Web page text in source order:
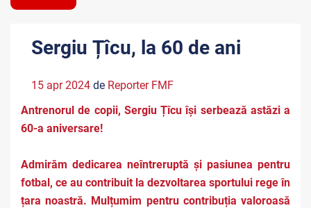
Sergiu Țîcu, la 60 de ani
15 apr 2024 de Reporter FMF
Antrenorul de copii, Sergiu Țîcu își serbează astăzi a
60-a aniversare!
Admirăm dedicarea neîntreruptă și pasiunea pentru
fotbal, ce au contribuit la dezvoltarea sportului rege în
țara noastră. Mulțumim pentru contribuția valoroasă